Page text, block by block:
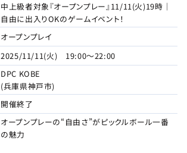
中上級者対象『オープンプレー』11/11(火)19時｜
自由に出入りOKのゲームイベント！
オープンプレイ
2025/11/11(火) 19:00～22:00
DPC KOBE
(兵庫県神戸市)
開催終了
オープンプレーの“自由さ”がピックルボール一番
の魅力